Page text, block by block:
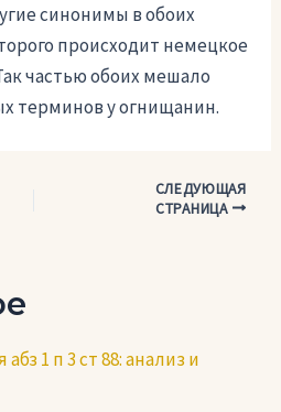
синонимы в обоих
происходит немецкое
частью обоих мешало
терминов у огнищанин.
СЛЕДУЮЩАЯ
СТРАНИЦА
1 п 3 ст 88: анализ и